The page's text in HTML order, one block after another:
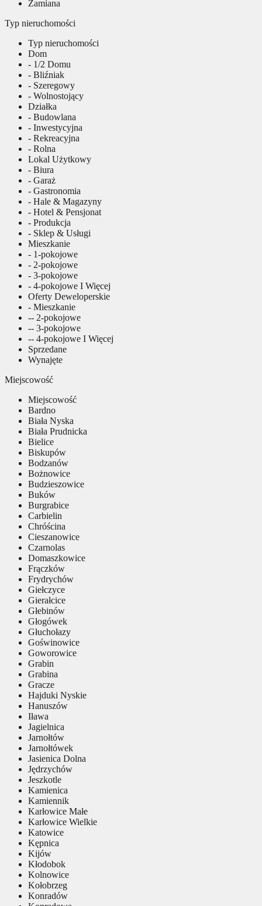
Zamiana
Typ nieruchomości
Typ nieruchomości
Dom
- 1/2 Domu
- Bliźniak
- Szeregowy
- Wolnostojący
Działka
- Budowlana
- Inwestycyjna
- Rekreacyjna
- Rolna
Lokal Użytkowy
- Biura
- Garaż
- Gastronomia
- Hale & Magazyny
- Hotel & Pensjonat
- Produkcja
- Sklep & Usługi
Mieszkanie
- 1-pokojowe
- 2-pokojowe
- 3-pokojowe
- 4-pokojowe I Więcej
Oferty Deweloperskie
- Mieszkanie
-- 2-pokojowe
-- 3-pokojowe
-- 4-pokojowe I Więcej
Sprzedane
Wynajęte
Miejscowość
Miejscowość
Bardno
Biała Nyska
Biała Prudnicka
Bielice
Biskupów
Bodzanów
Bożnowice
Budzieszowice
Buków
Burgrabice
Carbielin
Chróścina
Cieszanowice
Czarnolas
Domaszkowice
Frączków
Frydrychów
Giełczyce
Gierałcice
Głebinów
Głogówek
Głuchołazy
Goświnowice
Goworowice
Grabin
Grabina
Gracze
Hajduki Nyskie
Hanuszów
Iława
Jagielnica
Jarnołtów
Jarnołtówek
Jasienica Dolna
Jędrzychów
Jeszkotle
Kamienica
Kamiennik
Karłowice Małe
Karłowice Wielkie
Katowice
Kępnica
Kijów
Kłodobok
Kolnowice
Kołobrzeg
Konradów